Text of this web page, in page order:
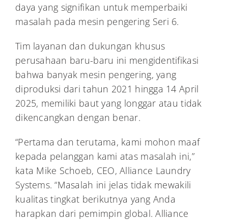
daya yang signifikan untuk memperbaiki
masalah pada mesin pengering Seri 6.
Tim layanan dan dukungan khusus
perusahaan baru-baru ini mengidentifikasi
bahwa banyak mesin pengering, yang
diproduksi dari tahun 2021 hingga 14 April
2025, memiliki baut yang longgar atau tidak
dikencangkan dengan benar.
“Pertama dan terutama, kami mohon maaf
kepada pelanggan kami atas masalah ini,”
kata Mike Schoeb, CEO, Alliance Laundry
Systems. “Masalah ini jelas tidak mewakili
kualitas tingkat berikutnya yang Anda
harapkan dari pemimpin global. Alliance